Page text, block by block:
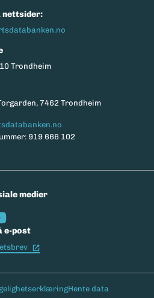
nettsider:
Trondheim
7462 Trondheim
919 666 102
medier
e-post
Hente data